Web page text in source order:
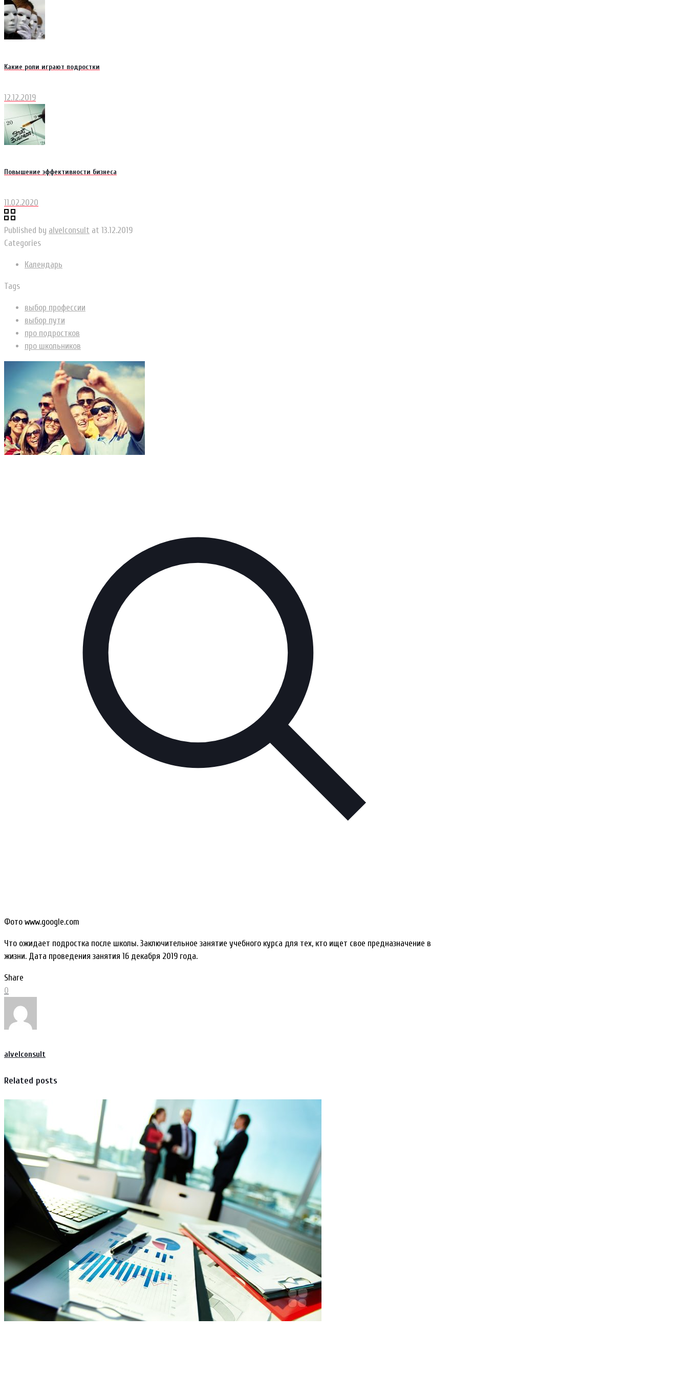
Какие роли играют подростки
12.12.2019
Повышение эффективности бизнеса
11.02.2020
Published by alvelconsult at 13.12.2019
Categories
Календарь
Tags
выбор профессии
выбор пути
про подростков
про школьников
Фото www.google.com
Что ожидает подростка после школы. Заключительное занятие учебного курса для тех, кто ищет свое предназначение в
жизни. Дата проведения занятия 16 декабря 2019 года.
Share
0
alvelconsult
Related posts